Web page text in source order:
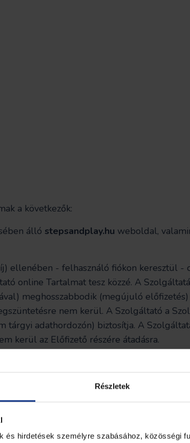
Részletek
és hirdetések személyre szabásához, közösségi
a következők:
álló stepsandplay.hu weboldal,
ellenében - felhasználó fiókon keresztül -
online Tartalmat tesz közzé. A
meghosszabbodik (megújuló
nem kerül. A Szolgáltató a
tárgyi adathordozón) biztosítja. A
kerül az Előfizető részére átadásra.
igénybevételére Szerződést
veheti igénybe.
applikacio alkalmazáson
jelenik meg. A Tartalomban
Tartalmak sem részben, sem